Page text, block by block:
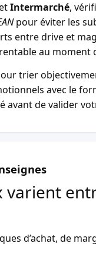
Intermarché,
pour éviter les
entre drive et
au moment
trier
avec le
avant de valider
d’achat, de